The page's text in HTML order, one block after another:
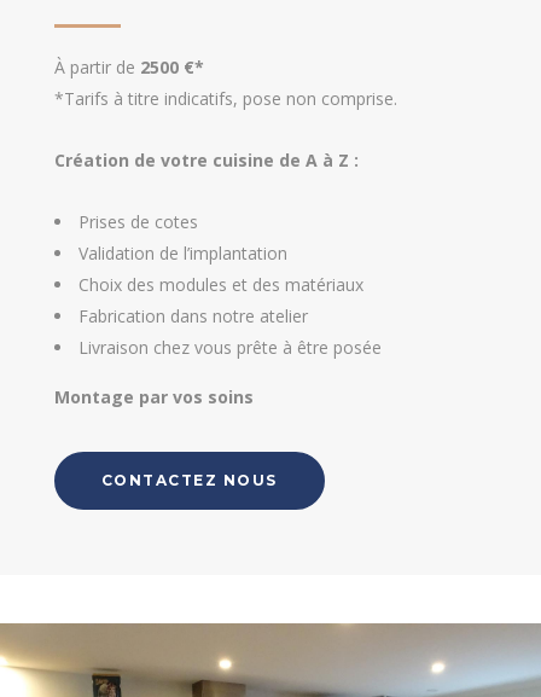
À partir de 2500 €*
*Tarifs à titre indicatifs, pose non comprise.
Création de votre cuisine de A à Z :
Prises de cotes
Validation de l’implantation
Choix des modules et des matériaux
Fabrication dans notre atelier
Livraison chez vous prête à être posée
Montage par vos soins
CONTACTEZ NOUS